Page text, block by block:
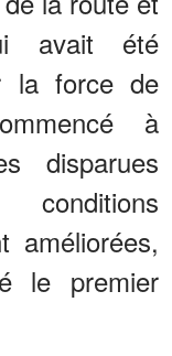
avait été
la force de
à
disparues
améliorées,
le premier